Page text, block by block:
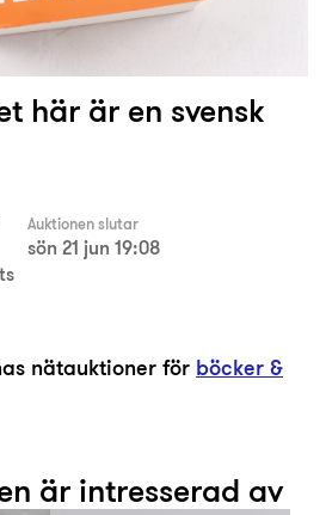
här är en svensk
Auktionen slutar
sön 21 jun 19:08
nätauktioner för böcker &
är intresserad av